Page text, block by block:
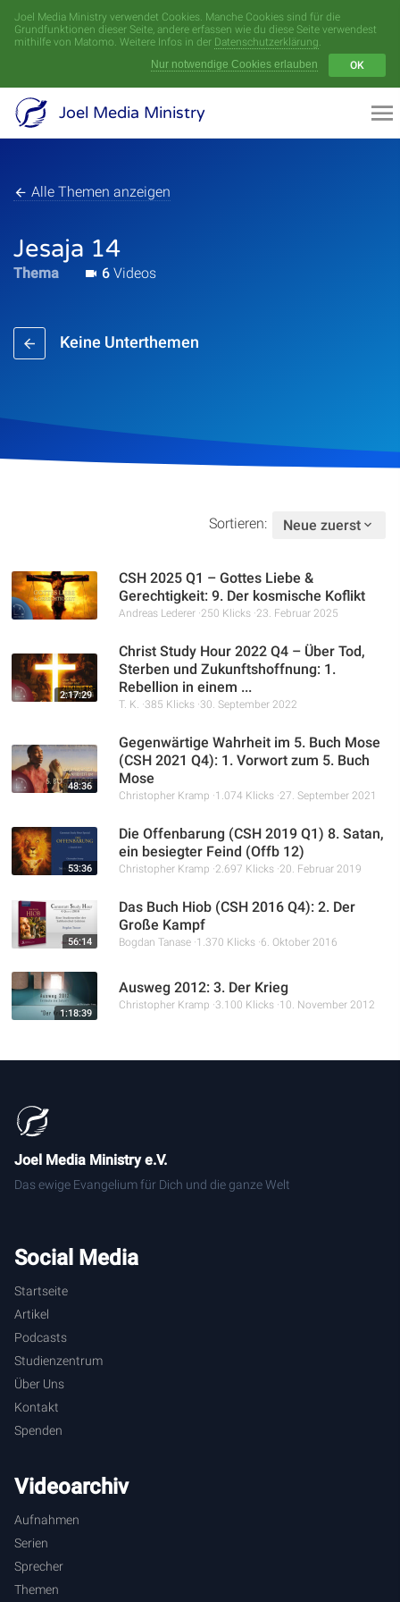
Joel Media Ministry verwendet Cookies. Manche Cookies sind für die
Grundfunktionen dieser Seite, andere erfassen wie du diese Seite verwendest
mithilfe von Matomo. Weitere Infos in der Datenschutzerklärung.
Nur notwendige Cookies erlauben
OK
Joel Media Ministry
Alle Themen anzeigen
Jesaja 14
Thema 6 Videos
Keine Unterthemen
Sortieren: Neue zuerst
CSH 2025 Q1 – Gottes Liebe &
Gerechtigkeit: 9. Der kosmische Koflikt
Andreas Lederer 250 Klicks 23. Februar 2025
2:17:29
Christ Study Hour 2022 Q4 – Über Tod,
Sterben und Zukunftshoffnung: 1.
Rebellion in einem ...
T. K. 385 Klicks 30. September 2022
48:36
Gegenwärtige Wahrheit im 5. Buch Mose
(CSH 2021 Q4): 1. Vorwort zum 5. Buch
Mose
Christopher Kramp 1.074 Klicks 27. September 2021
53:36
Die Offenbarung (CSH 2019 Q1) 8. Satan,
ein besiegter Feind (Offb 12)
Christopher Kramp 2.697 Klicks 20. Februar 2019
56:14
Das Buch Hiob (CSH 2016 Q4): 2. Der
Große Kampf
Bogdan Tanase 1.370 Klicks 6. Oktober 2016
1:18:39
Ausweg 2012: 3. Der Krieg
Christopher Kramp 3.100 Klicks 10. November 2012
Joel Media Ministry e.V.
Das ewige Evangelium für Dich und die ganze Welt
Social Media
Startseite
Artikel
Podcasts
Studienzentrum
Über Uns
Kontakt
Spenden
Videoarchiv
Aufnahmen
Serien
Sprecher
Themen
Menü
Videoarchiv
Podcasts
Studienzentrum
Über Uns
Spenden